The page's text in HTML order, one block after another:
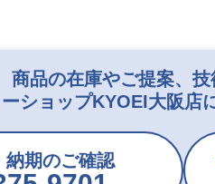
商品の在庫やご提案、
ショップKYOEI大阪店
納期のご確認